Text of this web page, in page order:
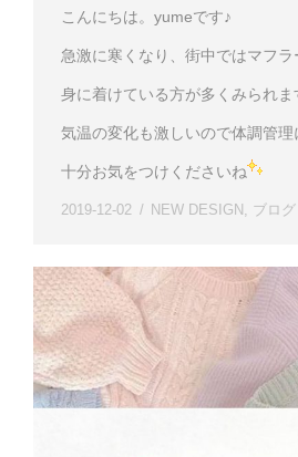
こんにちは。yumeです♪
急激に寒くなり、街中ではマフラ
身に着けている方が多くみられま
気温の変化も激しいので体調管理
十分お気をつけくださいね
2019-12-02 NEW DESIGN , ブログ